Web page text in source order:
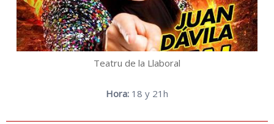
Teatru de la Llaboral
Hora: 18 y 21h